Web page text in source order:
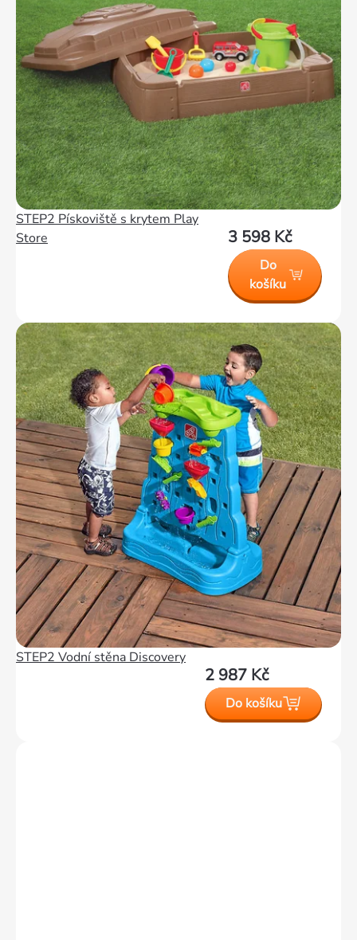
STEP2 Pískoviště s krytem Play
Store
3 598 Kč
Do
košíku
STEP2 Vodní stěna Discovery
2 987 Kč
Do košíku